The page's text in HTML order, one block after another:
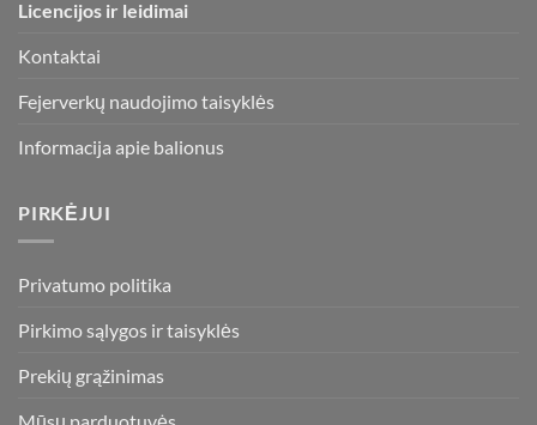
Licencijos ir leidimai
Kontaktai
Fejerverkų naudojimo taisyklės
Informacija apie balionus
PIRKĖJUI
Privatumo politika
Pirkimo sąlygos ir taisyklės
Prekių grąžinimas